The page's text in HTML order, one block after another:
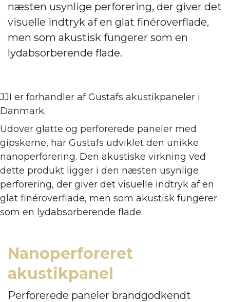
næsten usynlige perforering, der giver det
visuelle indtryk af en glat finéroverflade,
men som akustisk fungerer som en
lydabsorberende flade.
JJI er forhandler afGustafs akustikpaneler i
Danmark.
Udover glatte og perforerede paneler med
gipskerne, har Gustafs udviklet den unikke
nanoperforering. Den akustiske virkning ved
dette produkt ligger i den næsten usynlige
perforering, der giver det visuelle indtryk af en
glat finéroverflade, men som akustisk fungerer
som en lydabsorberende flade.
Nanoperforeret
akustikpanel
Perforerede paneler brandgodkendt